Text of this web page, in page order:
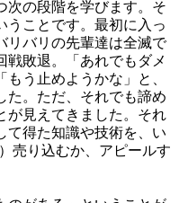
の段階を学びます。そ
うことです。最初に入っ
リバリの先輩達は全滅で
戦敗退。「あれでもダメ
う止めようかな」と、
た。ただ、それでも諦め
が見えてきました。それ
て得た知識や技術を、い
売り込むか、アピールす